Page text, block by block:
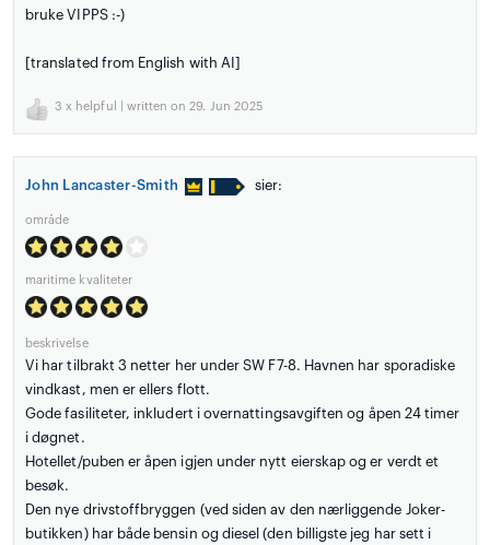
bruke VIPPS :-)
[translated from English with AI]
3 x helpful | written on 29. Jun 2025
John Lancaster-Smith sier:
område
maritime kvaliteter
beskrivelse
Vi har tilbrakt 3 netter her under SW F7-8. Havnen har sporadiske
vindkast, men er ellers flott.
Gode fasiliteter, inkludert i overnattingsavgiften og åpen 24 timer
i døgnet.
Hotellet/puben er åpen igjen under nytt eierskap og er verdt et
besøk.
Den nye drivstoffbryggen (ved siden av den nærliggende Joker-
butikken) har både bensin og diesel (den billigste jeg har sett i